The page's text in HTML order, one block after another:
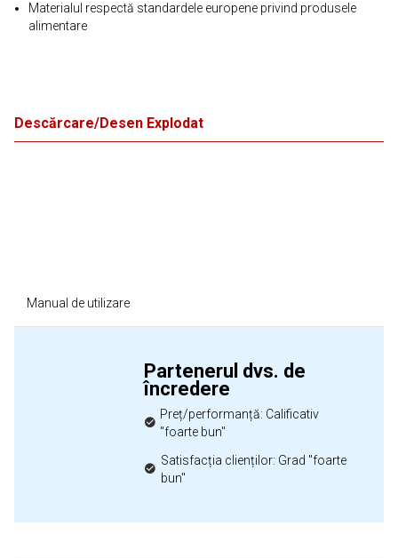
Materialul respectă standardele europene privind produsele
alimentare
Descărcare/Desen Explodat
Manual de utilizare
Partenerul dvs. de
încredere
Preț/performanță: Calificativ
"foarte bun"
Satisfacția clienților: Grad "foarte
bun"